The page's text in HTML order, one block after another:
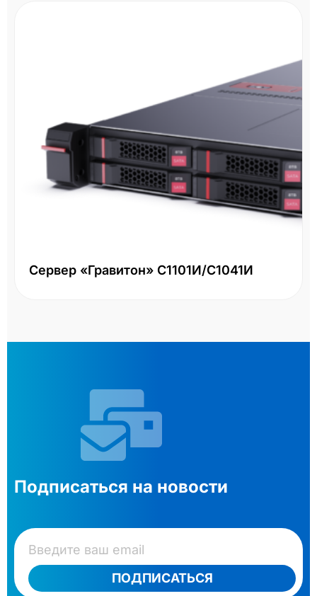
Сервер «Гравитон» С1101И/С1041И
Подписаться на новости
ПОДПИСАТЬСЯ